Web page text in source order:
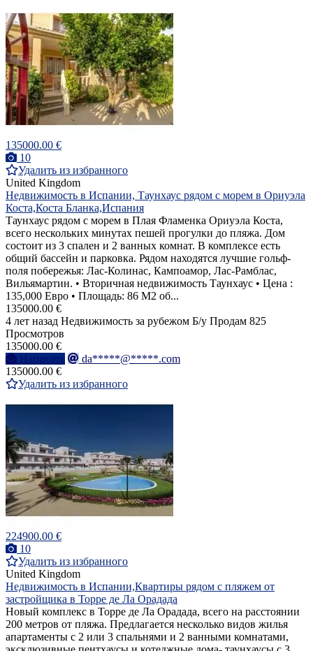
135000.00 €
10
Удалить из избранного
United Kingdom
Недвижимость в Испании, Таунхаус рядом с морем в Ориуэла
Коста,Коста Бланка,Испания
Таунхаус рядом с морем в Плая Фламенка Ориуэла Коста,
всего нескольких минутах пешей прогулки до пляжа. Дом
состоит из 3 спален и 2 ванных комнат. В комплексе есть
общий бассейн и парковка. Рядом находятся лучшие гольф-
поля побережья: Лас-Колинас, Кампоамор, Лас-Рамблас,
Вильямартин. • Вторичная недвижимость Таунхаус • Цена :
135,000 Евро • Площадь: 86 M2 об...
135000.00 €
4 лет назад Недвижимость за рубежом Б/у Продам 825
Просмотров
135000.00 €
Написать
da*****@*****.com
135000.00 €
Удалить из избранного
224900.00 €
10
Удалить из избранного
United Kingdom
Недвижимость в Испании,Квартиры рядом с пляжем от
застройщика в Торре де Ла Орадада
Новый комплекс в Торре де Ла Орадада, всего на расстоянии
200 метров от пляжа. Предлагается несколько видов жилья
апартаменты с 2 или 3 спальнями и 2 ванными комнатами,